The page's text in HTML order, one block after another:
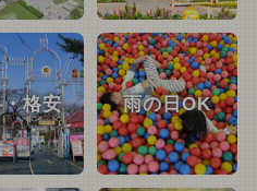
格安 雨の日OK